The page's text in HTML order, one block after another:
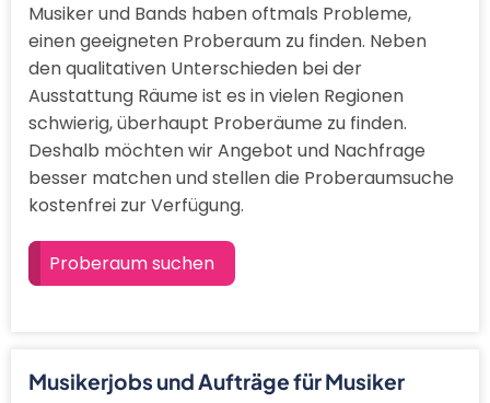
Musiker und Bands haben oftmals Probleme,
einen geeigneten Proberaum zu finden. Neben
den qualitativen Unterschieden bei der
Ausstattung Räume ist es in vielen Regionen
schwierig, überhaupt Proberäume zu finden.
Deshalb möchten wir Angebot und Nachfrage
besser matchen und stellen die Proberaumsuche
kostenfrei zur Verfügung.
Proberaum suchen
Musikerjobs und Aufträge für Musiker